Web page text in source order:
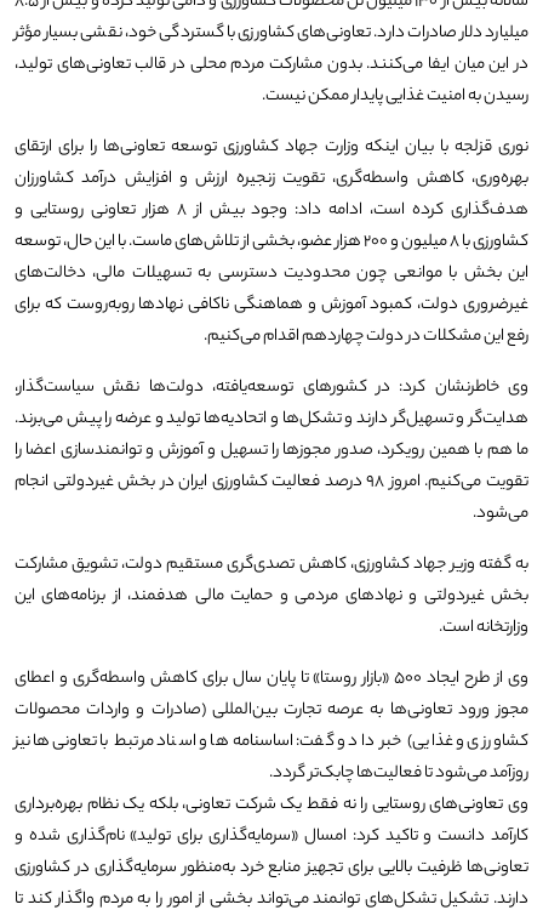
میلیارد دلار صادرات دارد. تعاونی‌های کشاورزی با گستردگی خود، نقشی بسیار مؤثر
در این میان ایفا می‌کنند. بدون مشارکت مردم محلی در قالب تعاونی‌های تولید،
رسیدن به امنیت غذایی پایدار ممکن نیست.
نوری قزلجه با بیان اینکه وزارت جهاد کشاورزی توسعه تعاونی‌ها را برای ارتقای
بهره‌وری، کاهش واسطه‌گری، تقویت زنجیره ارزش و افزایش درآمد کشاورزان
هدف‌گذاری کرده است، ادامه داد: وجود بیش از ۸ هزار تعاونی روستایی و
کشاورزی با ۸ میلیون و ۲۰۰ هزار عضو، بخشی از تلاش‌های ماست. با این حال، توسعه
این بخش با موانعی چون محدودیت دسترسی به تسهیلات مالی، دخالت‌های
غیرضروری دولت، کمبود آموزش و هماهنگی ناکافی نهادها روبه‌روست که برای
رفع این مشکلات در دولت چهاردهم اقدام می‌کنیم.
وی خاطرنشان کرد: در کشورهای توسعه‌یافته، دولت‌ها نقش سیاست‌گذار،
هدایت‌گر و تسهیل‌گر دارند و تشکل‌ها و اتحادیه‌ها تولید و عرضه را پیش می‌برند.
ما هم با همین رویکرد، صدور مجوزها را تسهیل و آموزش و توانمندسازی اعضا را
تقویت می‌کنیم. امروز ۹۸ درصد فعالیت کشاورزی ایران در بخش غیردولتی انجام
می‌شود.
به گفته وزیر جهاد کشاورزی، کاهش تصدی‌گری مستقیم دولت، تشویق مشارکت
بخش غیردولتی و نهادهای مردمی و حمایت مالی هدفمند، از برنامه‌های این
وزارتخانه است.
وی از طرح ایجاد ۵۰۰ «بازار روستا» تا پایان سال برای کاهش واسطه‌گری و اعطای
مجوز ورود تعاونی‌ها به عرصه تجارت بین‌المللی (صادرات و واردات محصولات
کشاورزی و غذایی) خبر داد و گفت: اساسنامه‌ها و اسناد مرتبط با تعاونی‌ها نیز
روزآمد می‌شود تا فعالیت‌ها چابک‌تر گردد.
وی تعاونی‌های روستایی را نه فقط یک شرکت تعاونی، بلکه یک نظام بهره‌برداری
کارآمد دانست و تاکید کرد: امسال «سرمایه‌گذاری برای تولید» نام‌گذاری شده و
تعاونی‌ها ظرفیت بالایی برای تجهیز منابع خرد به‌منظور سرمایه‌گذاری در کشاورزی
دارند. تشکیل تشکل‌های توانمند می‌تواند بخشی از امور را به مردم واگذار کند تا